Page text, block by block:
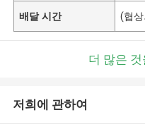
배달 시간 (협
더 많은
저희에 관하여